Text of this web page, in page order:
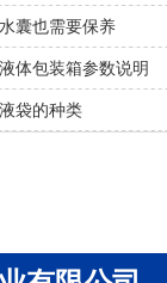
水囊也需要保养
液体包装箱参数说明
液袋的种类